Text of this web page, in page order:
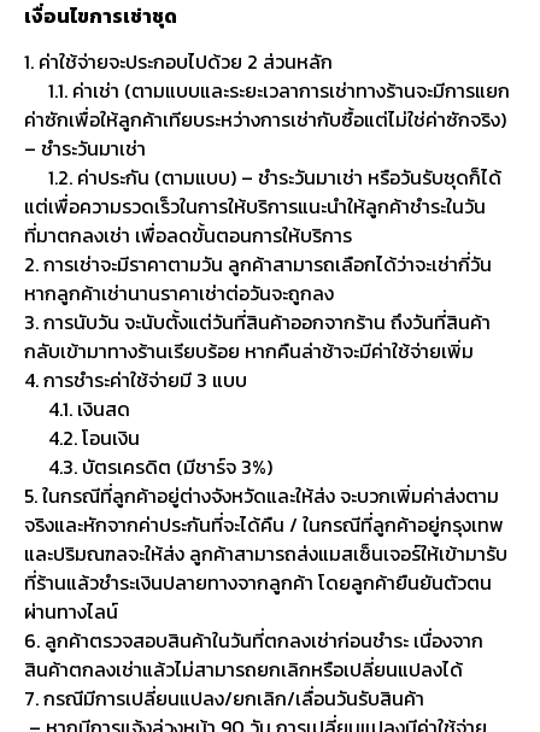
เงื่อนไขการเช่าชุด
1. ค่าใช้จ่ายจะประกอบไปด้วย 2 ส่วนหลัก
1.1. ค่าเช่า (ตามแบบและระยะเวลาการเช่าทางร้านจะมีการแยก
ค่าซักเพื่อให้ลูกค้าเทียบระหว่างการเช่ากับซื้อแต่ไม่ใช่ค่าซักจริง)
– ชำระวันมาเช่า
1.2. ค่าประกัน (ตามแบบ) – ชำระวันมาเช่า หรือวันรับชุดก็ได้
แต่เพื่อความรวดเร็วในการให้บริการแนะนำให้ลูกค้าชำระในวัน
ที่มาตกลงเช่า เพื่อลดขั้นตอนการให้บริการ
2. การเช่าจะมีราคาตามวัน ลูกค้าสามารถเลือกได้ว่าจะเช่ากี่วัน
หากลูกค้าเช่านานราคาเช่าต่อวันจะถูกลง
3. การนับวัน จะนับตั้งแต่วันที่สินค้าออกจากร้าน ถึงวันที่สินค้า
กลับเข้ามาทางร้านเรียบร้อย หากคืนล่าช้าจะมีค่าใช้จ่ายเพิ่ม
4. การชำระค่าใช้จ่ายมี 3 แบบ
4.1. เงินสด
4.2. โอนเงิน
4.3. บัตรเครดิต (มีชาร์จ 3%)
5. ในกรณีที่ลูกค้าอยู่ต่างจังหวัดและให้ส่ง จะบวกเพิ่มค่าส่งตาม
จริงและหักจากค่าประกันที่จะได้คืน / ในกรณีที่ลูกค้าอยู่กรุงเทพ
และปริมณฑลจะให้ส่ง ลูกค้าสามารถส่งแมสเซ็นเจอร์ให้เข้ามารับ
ที่ร้านแล้วชำระเงินปลายทางจากลูกค้า โดยลูกค้ายืนยันตัวตน
ผ่านทางไลน์
6. ลูกค้าตรวจสอบสินค้าในวันที่ตกลงเช่าก่อนชำระ เนื่องจาก
สินค้าตกลงเช่าแล้วไม่สามารถยกเลิกหรือเปลี่ยนแปลงได้
7. กรณีมีการเปลี่ยนแปลง/ยกเลิก/เลื่อนวันรับสินค้า